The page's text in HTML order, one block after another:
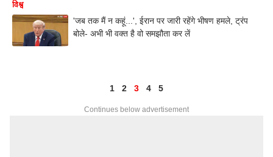
विश्व
'जब तक मैं न कहूं...', ईरान पर जारी रहेंगे भीषण हमले, ट्रंप
बोले- अभी भी वक्त है वो समझौता कर लें
1 2 3 4 5
Continues below advertisement